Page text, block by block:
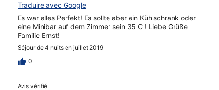
Traduire avec Google
Es war alles Perfekt! Es sollte aber ein Kühlschrank oder
eine Minibar auf dem Zimmer sein 35 C ! Liebe Grüße
Familie Ernst!
Séjour de 4 nuits en juillet 2019
0
Avis vérifié